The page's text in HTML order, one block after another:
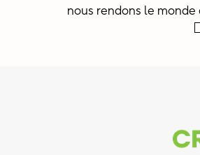
nous rendons le